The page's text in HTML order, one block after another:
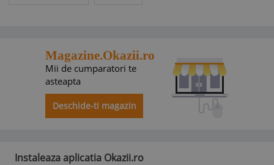
Magazine.Okazii.ro
Mii de cumparatori te
asteapta
Deschide-ti magazin
Instaleaza aplicatia Okazii.ro